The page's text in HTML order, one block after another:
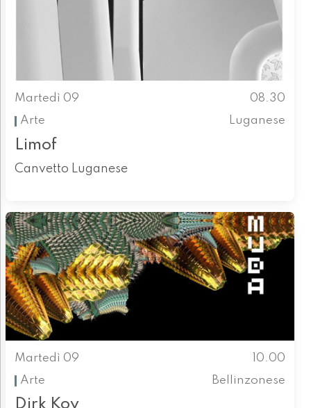
Martedì 09
08.30
Arte
Luganese
Limof
Canvetto Luganese
Martedì 09
10.00
Arte
Bellinzonese
Dirk Koy